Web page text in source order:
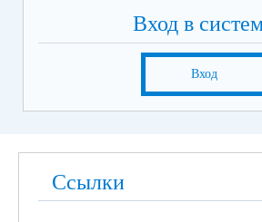
Вход в
Вход
Ссылки